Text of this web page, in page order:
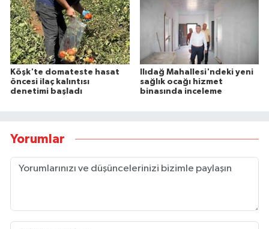
Köşk'te domateste hasat
öncesi ilaç kalıntısı
denetimi başladı
Ilıdağ Mahallesi'ndeki yeni
sağlık ocağı hizmet
binasında inceleme
Yorumlar